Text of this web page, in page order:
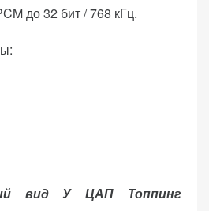
до 32 бит / 768 кГц.
вид У ЦАП Топпинг